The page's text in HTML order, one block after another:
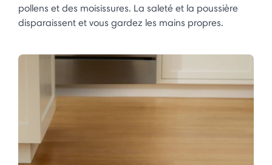
pollens et des moisissures. La saleté et la poussière
disparaissent et vous gardez les mains propres.